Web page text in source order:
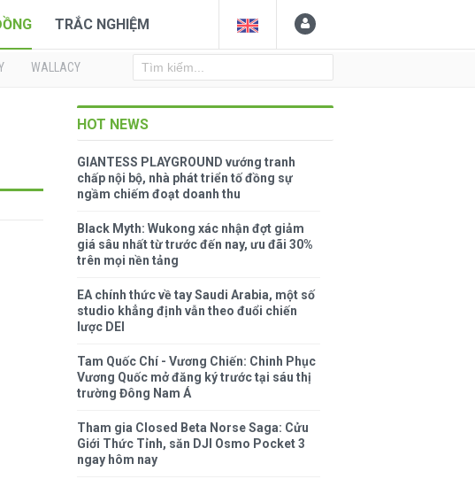
TRẮC NGHIỆM
WALLACY
HOT NEWS
GIANTESS PLAYGROUND vướng tranh
chấp nội bộ, nhà phát triển tố đồng sự
ngầm chiếm đoạt doanh thu
Black Myth: Wukong xác nhận đợt giảm
giá sâu nhất từ trước đến nay, ưu đãi 30%
trên mọi nền tảng
EA chính thức về tay Saudi Arabia, một số
studio khẳng định vẫn theo đuổi chiến
lược DEI
Tam Quốc Chí - Vương Chiến: Chinh Phục
Vương Quốc mở đăng ký trước tại sáu thị
trường Đông Nam Á
Tham gia Closed Beta Norse Saga: Cửu
Giới Thức Tỉnh, săn DJI Osmo Pocket 3
ngay hôm nay